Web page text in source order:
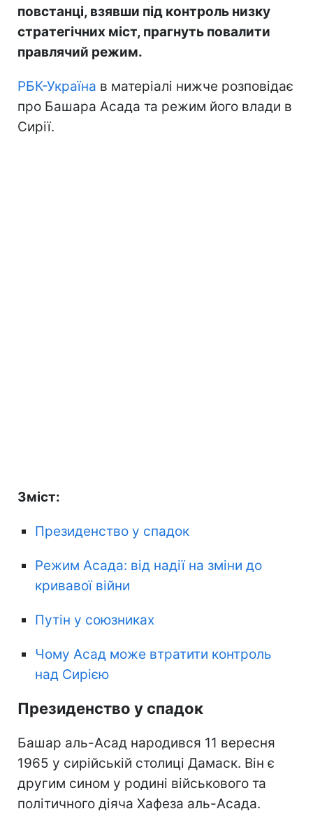
повстанці, взявши під контроль низку
стратегічних міст, прагнуть повалити
правлячий режим.
РБК-Україна в матеріалі нижче розповідає
про Башара Асада та режим його влади в
Сирії.
Зміст:
Президенство у спадок
Режим Асада: від надії на зміни до
кривавої війни
Путін у союзниках
Чому Асад може втратити контроль
над Сирією
Президенство у спадок
Башар аль-Асад народився 11 вересня
1965 у сирійській столиці Дамаск. Він є
другим сином у родині військового та
політичного діяча Хафеза аль-Асада.